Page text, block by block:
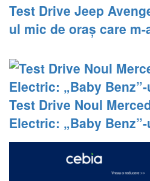
Test Drive Jeep
ul mic de oraș care
Test Drive Noul
Electric: „Baby